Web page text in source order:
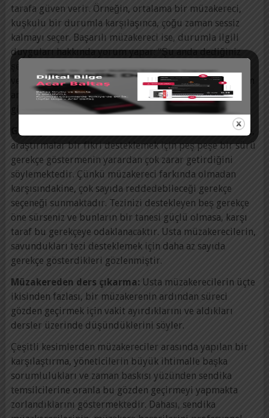
tarafa güven verir. Örneğin, ortalama bir müzakereci,
kuşkulu bir durumla karşılaşınca, çoğu zaman sessiz
kalmayı seçer. Başarılı müzakereci ise, durumla ilgili
duyguları hakkında yorum yapar: “Şu anda dediğiniz
verdiğiniz bilgi doğru ise teklifinizi kabul etmek isterim
ama içimde bunun doğruluğuyla ilgili şüpheler var.”
Gerekçeleri ekonomik kullanma:
Genel kanının aksine,
araştırmalar bir fikri desteklemek için peş peşe bir sürü
gerekçe göstermenin yarardan çok zarar getirdiğini
söylemektedir. Çünkü müzakereci farkında olmadan
karşısındakine, çok sayıda reddedebileceği gerekçe
seçeneği sunmaktadır. Tezinizi destekleyen beş gerekçe
öne sürseniz ve bunların bir tanesi güçlü olmasa, karşı
taraf bu gerekçeye odaklanacaktır. Usta müzakerecilerin,
savundukları tezi desteklemek için daha az sayıda
gerekçe gösterdikleri gözlenmiştir.
Müzakereden ders çıkarma: Usta müzakerecilerin üçte
ikisinden fazlası, bir müzakerenin ardından süreci
gözden geçirmek için vakit ayırdıklarını ve aldıkları
dersler üzerinde düşündüklerini söyler.
Çeşitli kesimlerden müzakereciler arasında yapılan bir
karşılaştırma, yöneticilerin büyük ihtimalle başka
sorumlulukları ve zaman baskısı yüzünden sendika
temsilcilerine oranla bu gözden geçirmeyi yapmakta
zorlandıklarını göstermektedir. Dahası, sendika